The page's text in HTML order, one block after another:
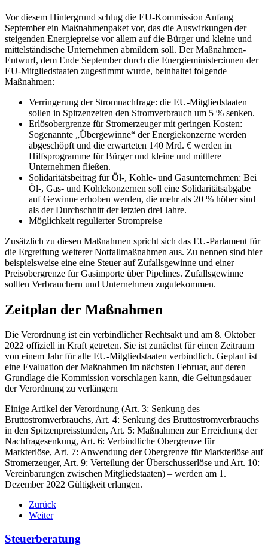
Vor diesem Hintergrund schlug die EU-Kommission Anfang
September ein Maßnahmenpaket vor, das die Auswirkungen der
steigenden Energiepreise vor allem auf die Bürger und kleine und
mittelständische Unternehmen abmildern soll. Der Maßnahmen-
Entwurf, dem Ende September durch die Energieminister:innen der
EU-Mitgliedstaaten zugestimmt wurde, beinhaltet folgende
Maßnahmen:
Verringerung der Stromnachfrage: die EU-Mitgliedstaaten
sollen in Spitzenzeiten den Stromverbrauch um 5 % senken.
Erlösobergrenze für Stromerzeuger mit geringen Kosten:
Sogenannte „Übergewinne“ der Energiekonzerne werden
abgeschöpft und die erwarteten 140 Mrd. € werden in
Hilfsprogramme für Bürger und kleine und mittlere
Unternehmen fließen.
Solidaritätsbeitrag für Öl-, Kohle- und Gasunternehmen: Bei
Öl-, Gas- und Kohlekonzernen soll eine Solidaritätsabgabe
auf Gewinne erhoben werden, die mehr als 20 % höher sind
als der Durchschnitt der letzten drei Jahre.
Möglichkeit regulierter Strompreise
Zusätzlich zu diesen Maßnahmen spricht sich das EU-Parlament für
die Ergreifung weiterer Notfallmaßnahmen aus. Zu nennen sind hier
beispielsweise eine eine Steuer auf Zufallsgewinne und einer
Preisobergrenze für Gasimporte über Pipelines. Zufallsgewinne
sollten Verbrauchern und Unternehmen zugutekommen.
Zeitplan der Maßnahmen
Die Verordnung ist ein verbindlicher Rechtsakt und am 8. Oktober
2022 offiziell in Kraft getreten. Sie ist zunächst für einen Zeitraum
von einem Jahr für alle EU-Mitgliedstaaten verbindlich. Geplant ist
eine Evaluation der Maßnahmen im nächsten Februar, auf deren
Grundlage die Kommission vorschlagen kann, die Geltungsdauer
der Verordnung zu verlängern
Einige Artikel der Verordnung (Art. 3: Senkung des
Bruttostromverbrauchs, Art. 4: Senkung des Bruttostromverbrauchs
in den Spitzenpreisstunden, Art. 5: Maßnahmen zur Erreichung der
Nachfragesenkung, Art. 6: Verbindliche Obergrenze für
Markterlöse, Art. 7: Anwendung der Obergrenze für Markterlöse auf
Stromerzeuger, Art. 9: Verteilung der Überschusserlöse und Art. 10:
Vereinbarungen zwischen Mitgliedstaaten) – werden am 1.
Dezember 2022 Gültigkeit erlangen.
Zurück
Weiter
Steuerberatung